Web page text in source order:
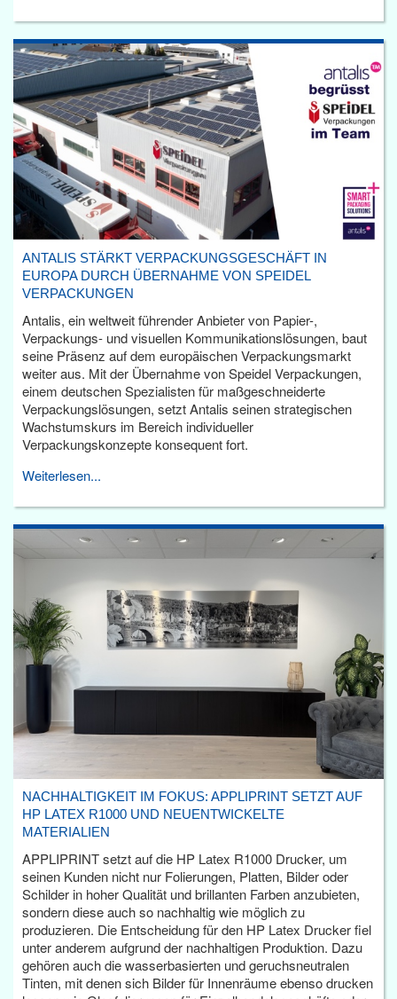
ANTALIS STÄRKT VERPACKUNGSGESCHÄFT IN
EUROPA DURCH ÜBERNAHME VON SPEIDEL
VERPACKUNGEN
Antalis, ein weltweit führender Anbieter von Papier-,
Verpackungs- und visuellen Kommunikationslösungen, baut
seine Präsenz auf dem europäischen Verpackungsmarkt
weiter aus. Mit der Übernahme von Speidel Verpackungen,
einem deutschen Spezialisten für maßgeschneiderte
Verpackungslösungen, setzt Antalis seinen strategischen
Wachstumskurs im Bereich individueller
Verpackungskonzepte konsequent fort.
Weiterlesen...
NACHHALTIGKEIT IM FOKUS: APPLIPRINT SETZT AUF
HP LATEX R1000 UND NEUENTWICKELTE
MATERIALIEN
APPLIPRINT setzt auf die HP Latex R1000 Drucker, um
seinen Kunden nicht nur Folierungen, Platten, Bilder oder
Schilder in hoher Qualität und brillanten Farben anzubieten,
sondern diese auch so nachhaltig wie möglich zu
produzieren. Die Entscheidung für den HP Latex Drucker fiel
unter anderem aufgrund der nachhaltigen Produktion. Dazu
gehören auch die wasserbasierten und geruchsneutralen
Tinten, mit denen sich Bilder für Innenräume ebenso drucken